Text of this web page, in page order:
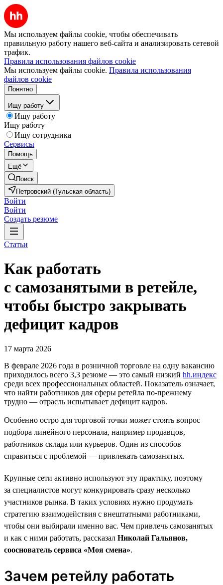
Мы используем файлы cookie, чтобы обеспечивать
правильную работу нашего веб-сайта и анализировать сетевой
трафик.
Правила использования файлов cookie
Мы используем файлы cookie. Правила использования
файлов cookie
Понятно
Ищу работу
Ищу работу
Ищу работу
Ищу сотрудника
Сервисы
Помощь
Ещё
Поиск
Петровский (Тульская область)
Войти
Войти
Создать резюме
Статьи
Как работать
с самозанятыми в ретейле,
чтобы быстро закрывать
дефицит кадров
17 марта 2026
В феврале 2026 года в розничной торговле на одну вакансию
приходилось всего 3,3 резюме — это самый низкий hh.индекс
среди всех профессиональных областей. Показатель означает,
что найти работников для сферы ретейла по-прежнему
трудно — отрасль испытывает дефицит кадров.
Особенно остро для торговой точки может стоять вопрос
подбора линейного персонала, например продавцов,
работников склада или курьеров. Один из способов
справиться с проблемой — привлекать самозанятых.
Крупные сети активно используют эту практику, поэтому
за специалистов могут конкурировать сразу несколько
участников рынка. В таких условиях нужно продумать
стратегию взаимодействия с внештатными работниками,
чтобы они выбирали именно вас. Чем привлечь самозанятых
и как с ними работать, рассказал Николай Гальянов,
сооснователь сервиса «Моя смена».
Зачем ретейлу работать